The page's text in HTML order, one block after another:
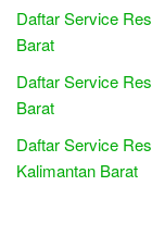
Daftar Service
Barat
Daftar Service
Barat
Daftar Service
Kalimantan Barat